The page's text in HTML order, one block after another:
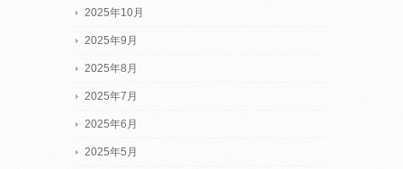
2025年10月
2025年9月
2025年8月
2025年7月
2025年6月
2025年5月